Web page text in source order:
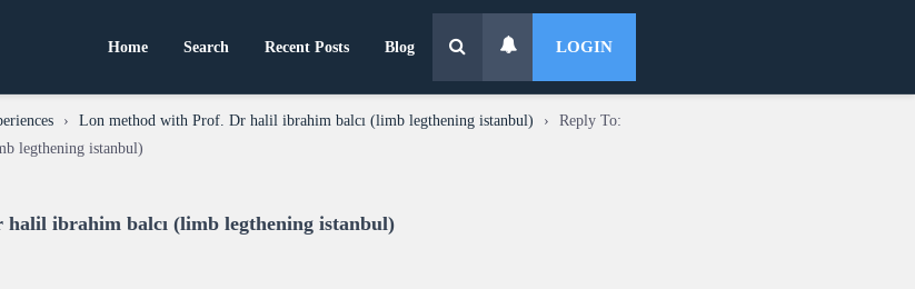
Home Search Recent Posts Blog LOGIN
› Lon method with Prof. Dr halil ibrahim balcı (limb legthening istanbul) ›
Reply To:
legthening istanbul)
ibrahim balcı (limb legthening istanbul)